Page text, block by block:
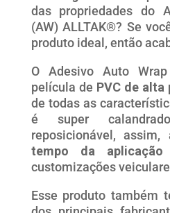
das propriedades do
(AW) ALLTAK®? Se
produto ideal, então
O Adesivo Auto
película de PVC de
de todas as
é super
reposicionável, assim,
tempo da aplicação
customizações
Esse produto também